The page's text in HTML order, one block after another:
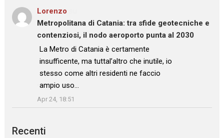
Lorenzo
Metropolitana di Catania: tra sfide geotecniche e
contenziosi, il nodo aeroporto punta al 2030
: “La Metro di Catania è certamente
insufficente, ma tuttal’altro che inutile, io
stesso come altri residenti ne faccio
ampio uso…
”
Apr 24, 18:51
Recenti